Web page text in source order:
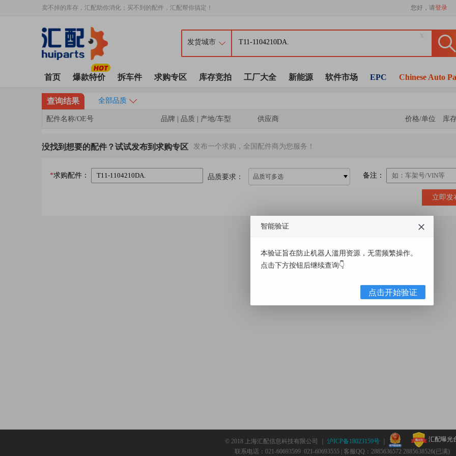
卖不掉的库存，汇配助你消化；买不到的配件，汇配帮你搞定！ 您好，请登录
首页 爆款特价 拆车件 求购专区 库存竞拍 工厂大全 新能源 软件市场 EPC Chinese Auto
查询结果 全部品质
配件名称/OE号 品牌 | 品质 | 产地/车型 供应商 价格/单位 库
没找到想要的配件？试试发布到求购专区 发布一个求购，全国配件商为您服务！
*求购配件： 品质要求： 品质可多选 备注：
立即发
© 2018 上海汇配信息科技有限公司 ｜ 沪ICP备18023159号
汇配曝光
联系电话：021-60693599 021-60693555 | 客服QQ：2885636572 2885638526(已满)
智能验证
本验证旨在防止机器人滥用资源，无需频繁操作。
点击下方按钮后继续查询👇
点击开始验证